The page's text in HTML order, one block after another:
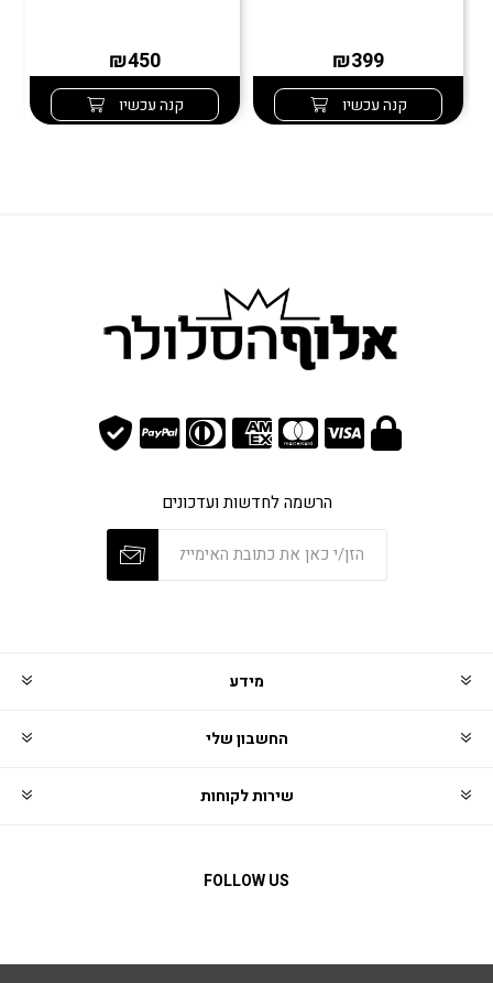
₪399
קנה עכשיו
₪450
קנה עכשיו
הרשמה לחדשות ועדכונים
מידע
החשבון שלי
שירות לקוחות
FOLLOW US